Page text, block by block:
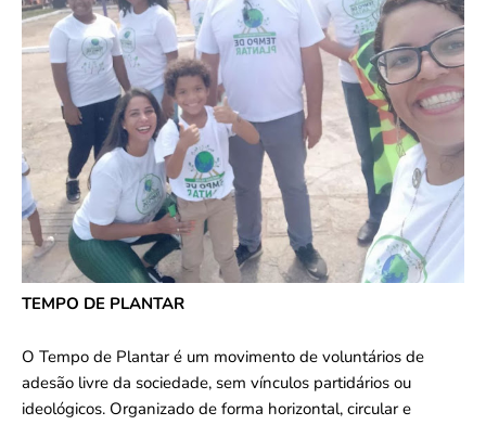
TEMPO DE PLANTAR
O Tempo de Plantar é um movimento de voluntários de
adesão livre da sociedade, sem vínculos partidários ou
ideológicos. Organizado de forma horizontal, circular e